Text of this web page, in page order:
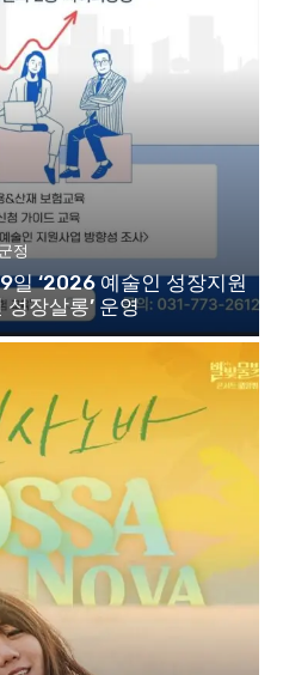
군정
일 ‘2026 예술인 성장지원
장살롱’ 운영